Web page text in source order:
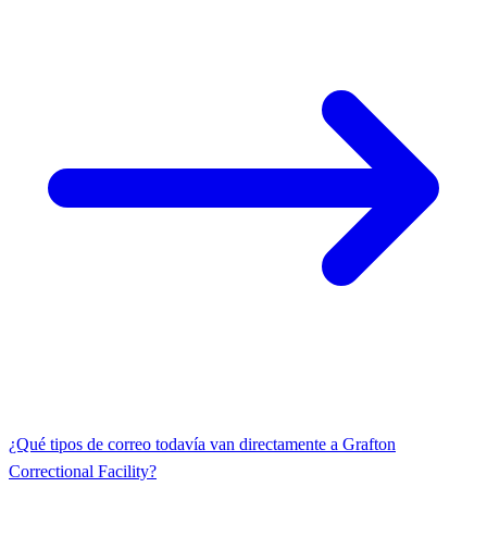
¿Qué tipos de correo todavía van directamente a Grafton
Correctional Facility?